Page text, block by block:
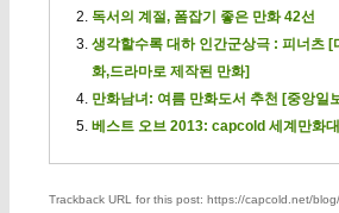
독서의 계절, 폼잡기 좋은 만화 42선
생각할수록 대하 인간군상극 : 피너츠 [
화,드라마로 제작된 만화]
만화남녀: 여름 만화도서 추천 [중앙일
베스트 오브 2013: capcold 세계만화
Trackback URL for this post: https://capcold.net/